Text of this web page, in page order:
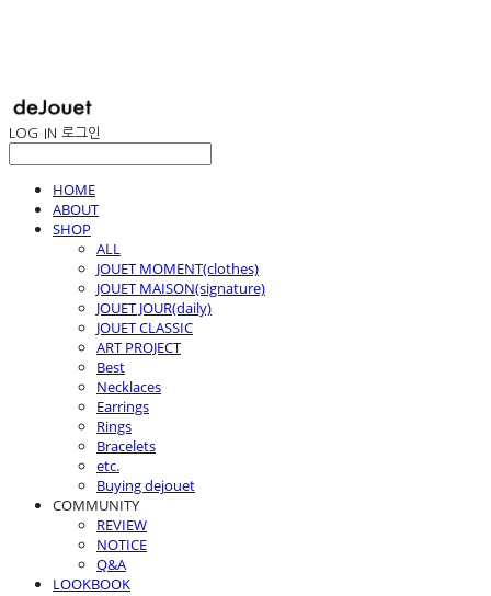
LOG IN 로그인
HOME
ABOUT
SHOP
ALL
JOUET MOMENT(clothes)
JOUET MAISON(signature)
JOUET JOUR(daily)
JOUET CLASSIC
ART PROJECT
Best
Necklaces
Earrings
Rings
Bracelets
etc.
Buying dejouet
COMMUNITY
REVIEW
NOTICE
Q&A
LOOKBOOK